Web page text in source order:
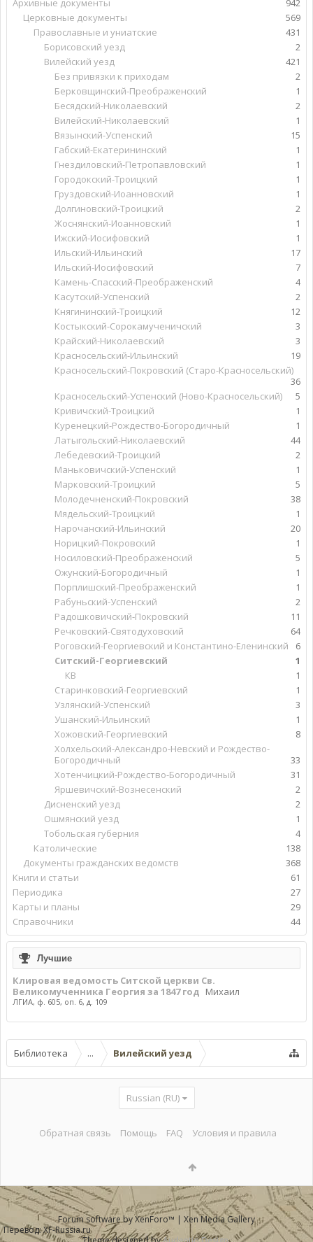
Архивные документы
942
Церковные документы
569
Православные и униатские
431
Борисовский уезд
2
Вилейский уезд
421
Без привязки к приходам
2
Берковщинский-Преображенский
1
Бесядский-Николаевский
2
Вилейский-Николаевский
1
Вязынский-Успенский
15
Габский-Екатерининский
1
Гнездиловский-Петропавловский
1
Городокский-Троицкий
1
Груздовский-Иоанновский
1
Долгиновский-Троицкий
2
Жоснянский-Иоанновский
1
Ижский-Иосифовский
1
Ильский-Ильинский
17
Ильский-Иосифовский
7
Камень-Спасский-Преображенский
4
Касутский-Успенский
2
Княгининский-Троицкий
12
Костыкский-Сорокамученичский
3
Крайский-Николаевский
3
Красносельский-Ильинский
19
Красносельский-Покровский (Старо-Красносельский)
36
Красносельский-Успенский (Ново-Красносельский)
5
Кривичский-Троицкий
1
Куренецкий-Рождество-Богородичный
1
Латыгольский-Николаевский
44
Лебедевский-Троицкий
2
Маньковичский-Успенский
1
Марковский-Троицкий
5
Молодечненский-Покровский
38
Мядельский-Троицкий
1
Нарочанский-Ильинский
20
Норицкий-Покровский
1
Носиловский-Преображенский
5
Ожунский-Богородичный
1
Порплишский-Преображенский
1
Рабуньский-Успенский
2
Радошковичский-Покровский
11
Речковский-Святодуховский
64
Роговский-Георгиевский и Константино-Еленинский
6
Ситский-Георгиевский
1
КВ
1
Старинковский-Георгиевский
1
Узлянский-Успенский
3
Ушанский-Ильинский
1
Хожовский-Георгиевский
8
Холхельский-Александро-Невский и Рождество-
Богородичный
33
Хотенчицкий-Рождество-Богородичный
31
Яршевичский-Вознесенский
2
Дисненский уезд
2
Ошмянский уезд
1
Тобольская губерния
4
Католические
138
Документы гражданских ведомств
368
Книги и статьи
61
Периодика
27
Карты и планы
29
Справочники
44
Лучшие
Клировая ведомость Ситской церкви Св.
Великомученника Георгия за 1847 год Михаил
ЛГИА, ф. 605, оп. 6, д. 109
Библиотека ... Вилейский уезд
Russian (RU)
Обратная связь Помощь FAQ Условия и правила
Forum software by XenForo™ | Xen Media Gallery
Перевод:XF-Russia.ru